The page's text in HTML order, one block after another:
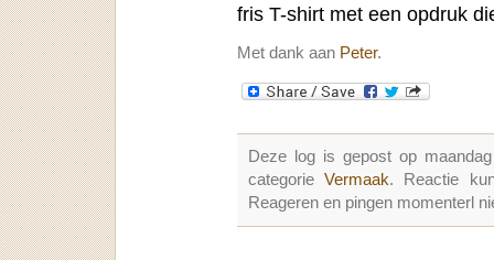
fris T-shirt met een opdruk
Met dank aan Peter.
Deze log is gepost op
categorieVermaak. Reactie
Reageren en pingen momenterl